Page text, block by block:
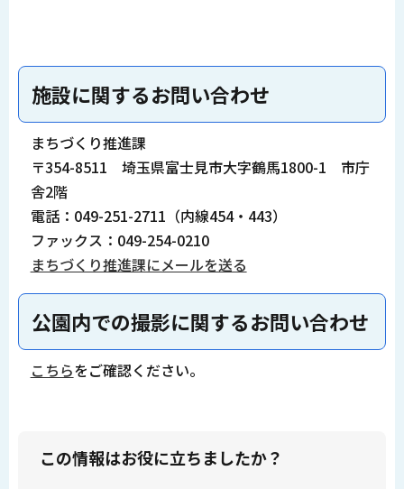
施設に関するお問い合わせ
まちづくり推進課
〒354-8511 埼玉県富士見市大字鶴馬1800-1 市庁
舎2階
電話：049-251-2711（内線454・443）
ファックス：049-254-0210
まちづくり推進課にメールを送る
公園内での撮影に関するお問い合わせ
こちらをご確認ください。
この情報はお役に立ちましたか？